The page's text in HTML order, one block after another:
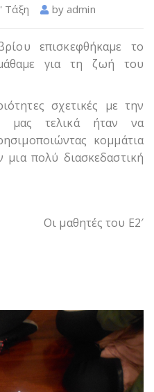
Τάξη by admin
επισκεφθήκαμε το
για τη ζωή του
σχετικές με την
μας τελικά ήταν να
κομμάτια
μια πολύ διασκεδαστική
Οι μαθητές του Ε2′